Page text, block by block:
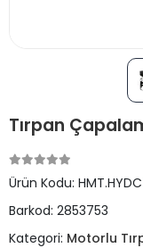
Tırpan
Ürün Kodu:
Barkod: 2853753
Kategori: Motorlu